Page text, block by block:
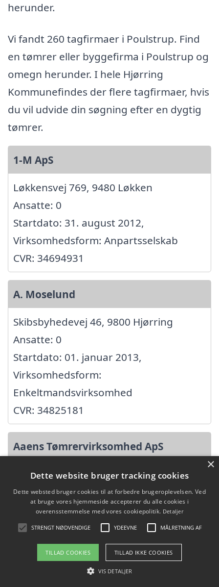
herunder.
Vi fandt 260 tagfirmaer i Poulstrup. Find
en tømrer eller byggefirma i Poulstrup og
omegn herunder. I hele Hjørring
Kommunefindes der flere tagfirmaer, hvis
du vil udvide din søgning efter en dygtig
tømrer.
1-M ApS
Løkkensvej 769, 9480 Løkken
Ansatte: 0
Startdato: 31. august 2012,
Virksomhedsform: Anpartsselskab
CVR: 34694931
A. Moselund
Skibsbyhedevej 46, 9800 Hjørring
Ansatte: 0
Startdato: 01. januar 2013,
Virksomhedsform:
Enkeltmandsvirksomhed
CVR: 34825181
Aaens Tømrervirksomhed ApS
Uggerhøjvej 11, 9800 Hjørring
Ansatte:
Startdato: 04. juli 2018,
Virksomhedsform: Anpartsselskab
CVR: 39721511
×
Dette website bruger tracking cookies
Dette websted bruger cookies til at forbedre brugeroplevelsen. Ved
at bruge vores hjemmeside accepterer du alle cookies i
overensstemmelse med vores cookiepolitik. Detaljer
STRENGT NØDVENDIGE YDEEVNE MÅLRETNING AF
TILLAD COOKIES TILLAD IKKE COOKIES
VIS DETALJER